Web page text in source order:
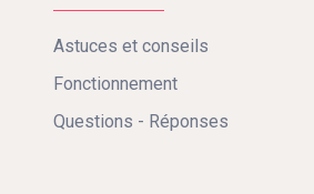
Astuces et conseils
Fonctionnement
Questions - Réponses